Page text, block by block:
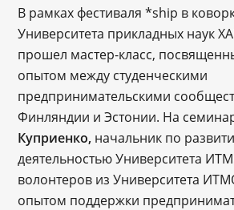
В рамках фестиваля *ship в
Университета прикладных наук
прошел мастер-класс,
опытом между студенческими
предпринимательскими
Финляндии и Эстонии. На
Куприенко, начальник по
деятельностью Университета
волонтеров из Университета
опытом поддержки